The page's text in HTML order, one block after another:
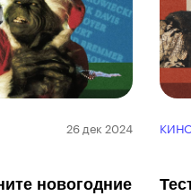
26 дек 2024
новогодние